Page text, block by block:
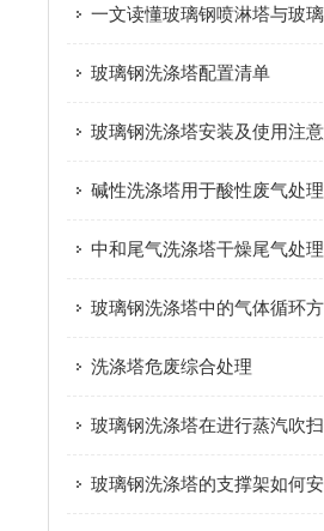
玻璃钢洗涤塔配置清单
碱性洗涤塔用于酸性废气处理
中和尾气洗涤塔干燥尾气处理
洗涤塔危废综合处理